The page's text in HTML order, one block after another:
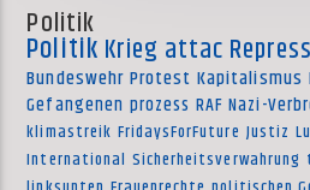
Politik
Politik Krieg attac
Bundeswehr Protest Kapitalismus
Gefangenen prozess RAF Nazi-
klimastreik FridaysForFuture Justiz
International Sicherheitsverwahrung